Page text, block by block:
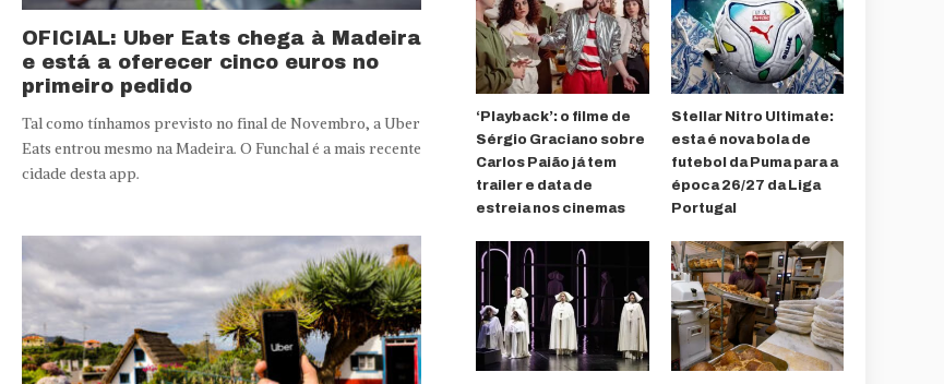
OFICIAL: Uber Eats chega à Madeira
e está a oferecer cinco euros no
primeiro pedido
Tal como tínhamos previsto no final de Novembro, a Uber
Eats entrou mesmo na Madeira. O Funchal é a mais recente
cidade desta app.
‘Playback’: o filme de
Sérgio Graciano sobre
Carlos Paião já tem
trailer e data de
estreia nos cinemas
Stellar Nitro Ultimate:
esta é nova bola de
futebol da Puma para a
época 26/27 da Liga
Portugal